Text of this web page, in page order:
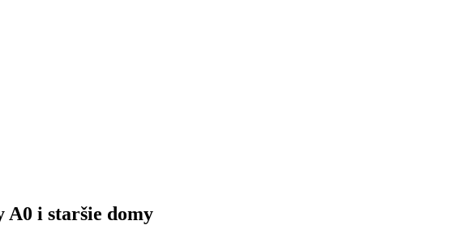
A0 i staršie domy